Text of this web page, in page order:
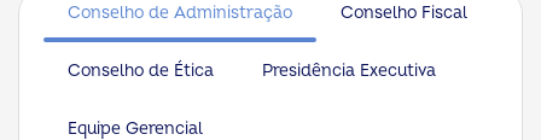
Conselho de Administração Conselho Fiscal
Conselho de Ética Presidência Executiva
Equipe Gerencial